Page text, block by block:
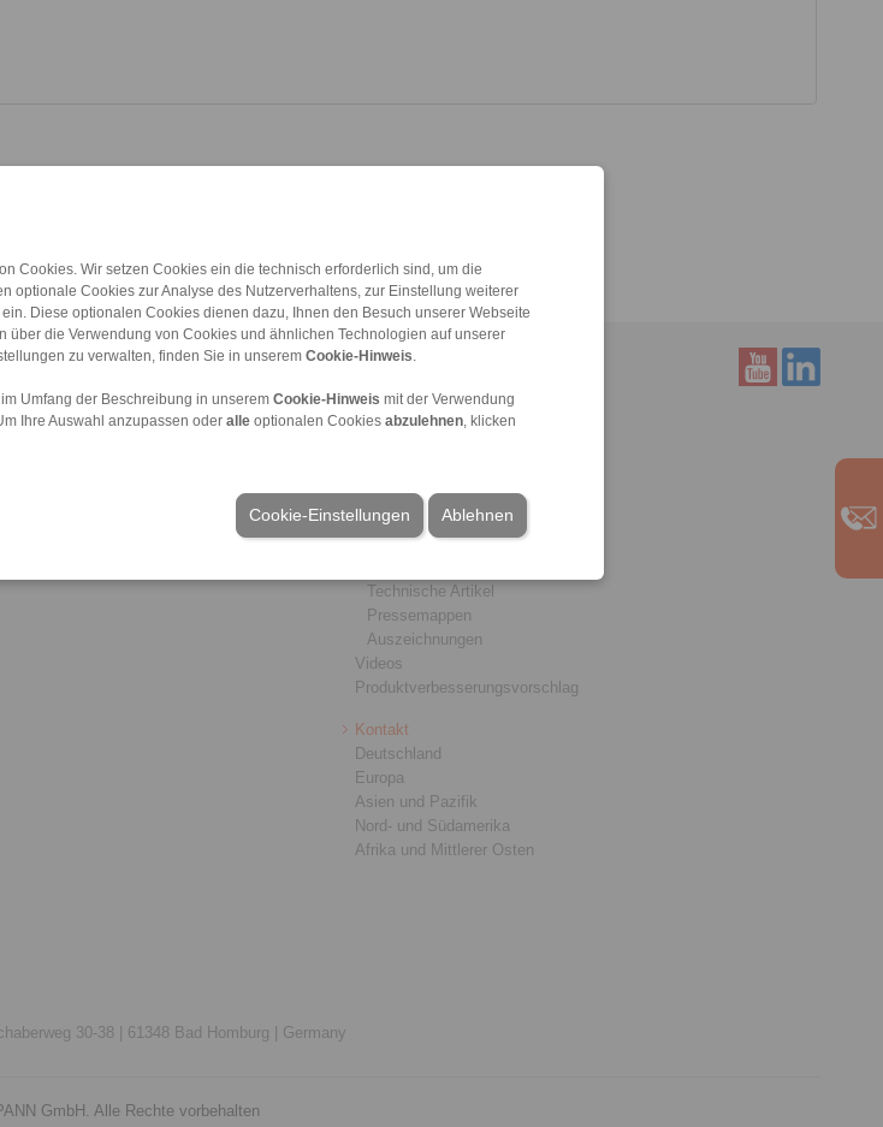
Cookies. Wir setzen Cookies ein die technisch erforderlich sind, um die
optionale Cookies zur Analyse des Nutzerverhaltens, zur Einstellung weiterer
Diese optionalen Cookies dienen dazu, Ihnen den Besuch unserer Webseite
über die Verwendung von Cookies und ähnlichen Technologien auf unserer
zu verwalten, finden Sie in unserem Cookie-Hinweis
Umfang der Beschreibung in unserem Cookie-Hinweis mit der Verwendung
Ihre Auswahl anzupassen oder alle optionalen Cookies abzulehnen , klicken
Ablehnen
Cookie-Einstellungen
Hinweisgeberplattform|Login
Service
Broschüren
CAD-Modelle
Einbau- und Betriebsanleitungen
Technische Artikel
Pressemappen
Auszeichnungen
Videos
Produktverbesserungsvorschlag
Kontakt
Deutschland
Europa
Asien und Pazifik
Nord- und Südamerika
Afrika und Mittlerer Osten
30-38 | 61348 Bad Homburg | Germany
GmbH. Alle Rechte vorbehalten